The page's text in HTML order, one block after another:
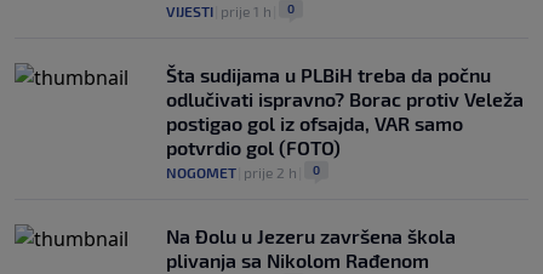
VIJESTI prije 1 h 0
Šta sudijama u PLBiH treba da počnu
odlučivati ispravno? Borac protiv Veleža
postigao gol iz ofsajda, VAR samo
potvrdio gol (FOTO)
NOGOMET prije 2 h 0
Na Đolu u Jezeru završena škola
plivanja sa Nikolom Rađenom